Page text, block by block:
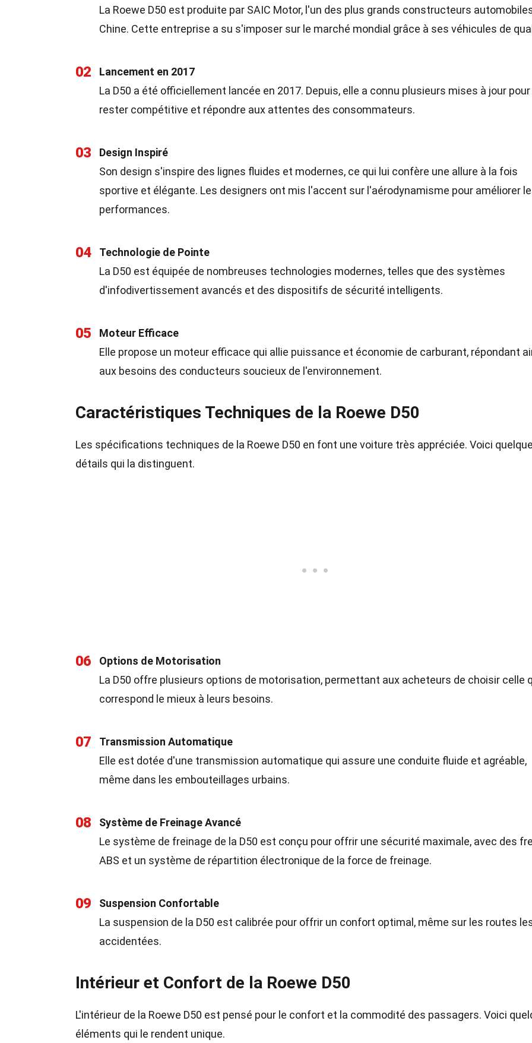
La Roewe D50 est produite par SAIC Motor, l'un des plus grands constructeurs
Chine. Cette entreprise a su s'imposer sur le marché mondial grâce à ses véhicules de
02
Lancement en 2017
La D50 a été officiellement lancée en 2017. Depuis, elle a connu plusieurs mises à jour pour
rester compétitive et répondre aux attentes des consommateurs.
03
Design Inspiré
Son design s'inspire des lignes fluides et modernes, ce qui lui confère une allure à la fois
sportive et élégante. Les designers ont mis l'accent sur l'aérodynamisme pour améliorer
performances.
04
Technologie de Pointe
La D50 est équipée de nombreuses technologies modernes, telles que des systèmes
d'infodivertissement avancés et des dispositifs de sécurité intelligents.
05
Moteur Efficace
Elle propose un moteur efficace qui allie puissance et économie de carburant, répondant
aux besoins des conducteurs soucieux de l'environnement.
Caractéristiques Techniques de la Roewe D50
Les spécifications techniques de la Roewe D50 en font une voiture très appréciée. Voici
détails qui la distinguent.
06
Options de Motorisation
La D50 offre plusieurs options de motorisation, permettant aux acheteurs de choisir celle
correspond le mieux à leurs besoins.
07
Transmission Automatique
Elle est dotée d'une transmission automatique qui assure une conduite fluide et agréable,
même dans les embouteillages urbains.
08
Système de Freinage Avancé
Le système de freinage de la D50 est conçu pour offrir une sécurité maximale, avec des
ABS et un système de répartition électronique de la force de freinage.
09
Suspension Confortable
La suspension de la D50 est calibrée pour offrir un confort optimal, même sur les routes
accidentées.
Intérieur et Confort de la Roewe D50
L'intérieur de la Roewe D50 est pensé pour le confort et la commodité des passagers. Voici
éléments qui le rendent unique.